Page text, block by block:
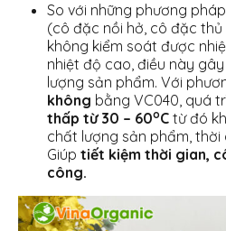
So với những phương
(cô đặc nồi hở, cô đặc
không kiểm soát được
nhiệt độ cao, điều này
lượng sản phẩm. Với
không bằng VC040, quá
thấp từ 30 – 60oC từ đó
chất lượng sản phẩm,
Giúp tiết kiệm thời gian,
công.